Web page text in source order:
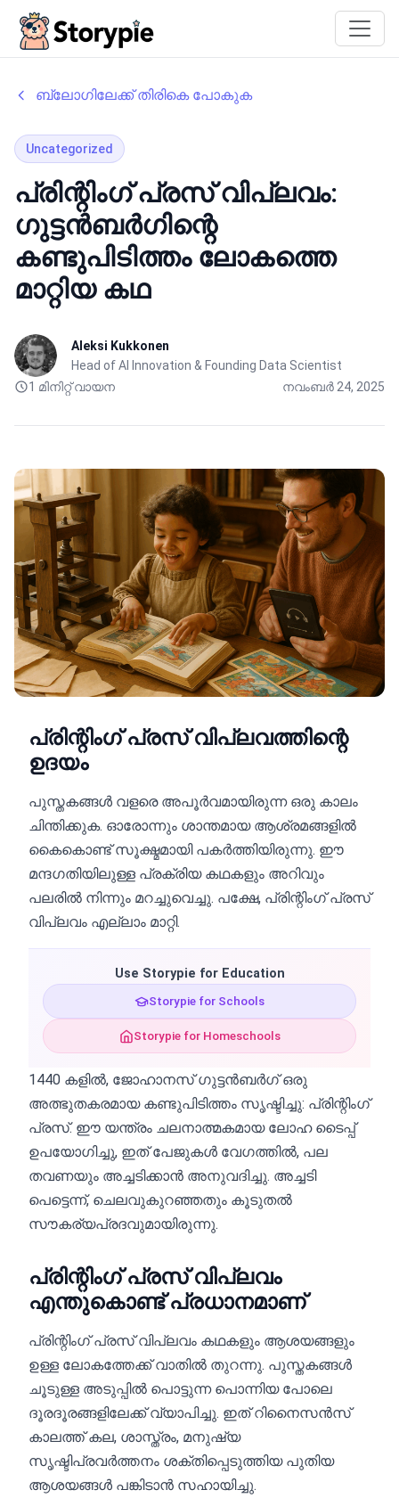
ബ്ലോഗിലേക്ക് തിരികെ പോകുക
Uncategorized
പ്രിന്റിംഗ് പ്രസ് വിപ്ലവം:
ഗുട്ടൻബർഗിന്റെ
കണ്ടുപിടിത്തം ലോകത്തെ
മാറ്റിയ കഥ
Aleksi Kukkonen
Head of AI Innovation & Founding Data Scientist
1 മിനിറ്റ് വായന
നവംബർ 24, 2025
പ്രിന്റിംഗ് പ്രസ് വിപ്ലവത്തിന്റെ
ഉദയം
പുസ്തകങ്ങൾ വളരെ അപൂർവമായിരുന്ന ഒരു കാലം
ചിന്തിക്കുക. ഓരോന്നും ശാന്തമായ ആശ്രമങ്ങളിൽ
കൈകൊണ്ട് സൂക്ഷ്മമായി പകർത്തിയിരുന്നു. ഈ
മന്ദഗതിയിലുള്ള പ്രക്രിയ കഥകളും അറിവും
പലരിൽ നിന്നും മറച്ചുവെച്ചു. പക്ഷേ, പ്രിന്റിംഗ് പ്രസ്
വിപ്ലവം എല്ലാം മാറ്റി.
Use Storypie for Education
Storypie for Schools
Storypie for Homeschools
1440 കളിൽ, ജോഹാനസ് ഗുട്ടൻബർഗ് ഒരു
അത്ഭുതകരമായ കണ്ടുപിടിത്തം സൃഷ്ടിച്ചു: പ്രിന്റിംഗ്
പ്രസ്. ഈ യന്ത്രം ചലനാത്മകമായ ലോഹ ടൈപ്പ്
ഉപയോഗിച്ചു, ഇത് പേജുകൾ വേഗത്തിൽ, പല
തവണയും അച്ചടിക്കാൻ അനുവദിച്ചു. അച്ചടി
പെട്ടെന്ന്, ചെലവുകുറഞ്ഞതും കൂടുതൽ
സൗകര്യപ്രദവുമായിരുന്നു.
പ്രിന്റിംഗ് പ്രസ് വിപ്ലവം
എന്തുകൊണ്ട് പ്രധാനമാണ്
പ്രിന്റിംഗ് പ്രസ് വിപ്ലവം കഥകളും ആശയങ്ങളും
ഉള്ള ലോകത്തേക്ക് വാതിൽ തുറന്നു. പുസ്തകങ്ങൾ
ചൂടുള്ള അടുപ്പിൽ പൊട്ടുന്ന പൊന്നിയ പോലെ
ദൂരദൂരങ്ങളിലേക്ക് വ്യാപിച്ചു. ഇത് റിനൈസൻസ്
കാലത്ത് കല, ശാസ്ത്രം, മനുഷ്യ
സൃഷ്ടിപ്രവർത്തനം ശക്തിപ്പെടുത്തിയ പുതിയ
ആശയങ്ങൾ പങ്കിടാൻ സഹായിച്ചു.